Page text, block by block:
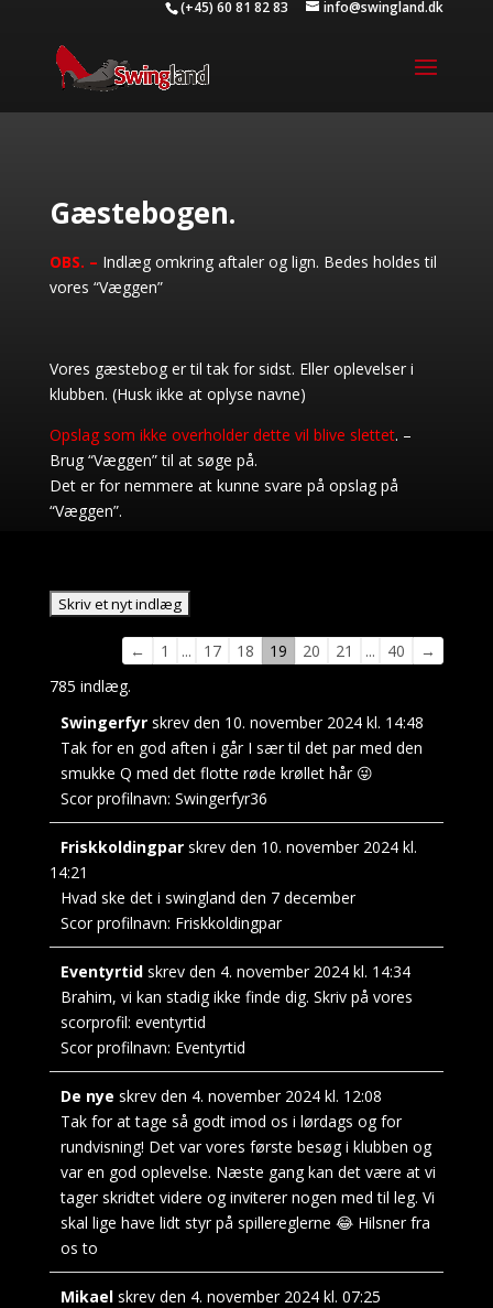
(+45) 60 81 82 83 info@swingland.dk
Gæstebogen.
OBS. – Indlæg omkring aftaler og lign. Bedes holdes til
vores “Væggen”
Vores gæstebog er til tak for sidst. Eller oplevelser i
klubben. (Husk ikke at oplyse navne)
Opslag som ikke overholder dette vil blive slettet. –
Brug “Væggen” til at søge på.
Det er for nemmere at kunne svare på opslag på
“Væggen”.
Navigation
← 1 ... 17 18 19 20 21 ... 40
→
785 indlæg.
Swingerfyr skrev den 10. november 2024 kl. 14:48
Tak for en god aften i går I sær til det par med den
smukke Q med det flotte røde krøllet hår 😜
Scor profilnavn: Swingerfyr36
Friskkoldingpar skrev den 10. november 2024 kl.
14:21
Hvad ske det i swingland den 7 december
Scor profilnavn: Friskkoldingpar
Eventyrtid skrev den 4. november 2024 kl. 14:34
Brahim, vi kan stadig ikke finde dig. Skriv på vores
scorprofil: eventyrtid
Scor profilnavn: Eventyrtid
De nye skrev den 4. november 2024 kl. 12:08
Tak for at tage så godt imod os i lørdags og for
rundvisning! Det var vores første besøg i klubben og
var en god oplevelse. Næste gang kan det være at vi
tager skridtet videre og inviterer nogen med til leg. Vi
skal lige have lidt styr på spillereglerne 😂 Hilsner fra
os to
Mikael skrev den 4. november 2024 kl. 07:25